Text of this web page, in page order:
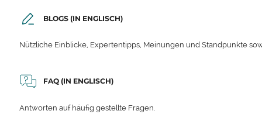
BLOGS (IN ENGLISCH)
Nützliche Einblicke, Expertentipps, Meinungen und Standpunkte
FAQ (IN ENGLISCH)
Antworten auf häufig gestellte Fragen.